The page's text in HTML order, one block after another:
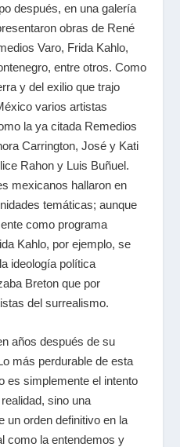
después, en una galería
obras de René
Varo, Frida Kahlo,
entre otros. Como
y del exilio que trajo
varios artistas
la ya citada Remedios
Carrington, José y Kati
Rahon y Luis Buñuel.
mexicanos hallaron en
temáticas; aunque
como programa
Kahlo, por ejemplo, se
ideología política
Breton que por
del surrealismo.
años después de su
más perdurable de esta
es simplemente el intento
sino una
un orden definitivo en la
como la entendemos y